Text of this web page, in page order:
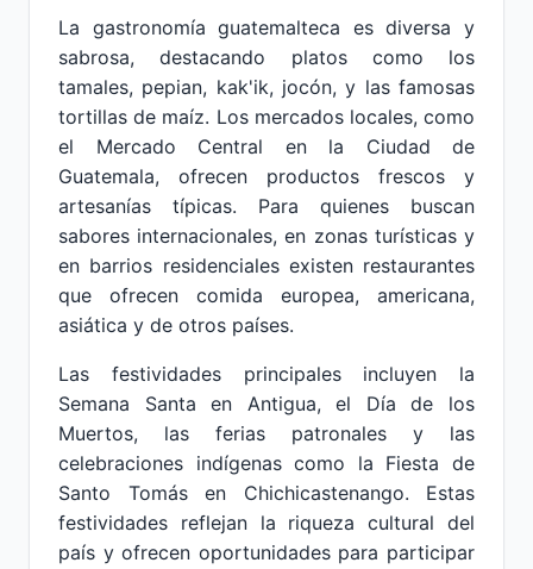
La gastronomía guatemalteca es diversa y
sabrosa, destacando platos como los
tamales, pepian, kak'ik, jocón, y las famosas
tortillas de maíz. Los mercados locales, como
el Mercado Central en la Ciudad de
Guatemala, ofrecen productos frescos y
artesanías típicas. Para quienes buscan
sabores internacionales, en zonas turísticas y
en barrios residenciales existen restaurantes
que ofrecen comida europea, americana,
asiática y de otros países.
Las festividades principales incluyen la
Semana Santa en Antigua, el Día de los
Muertos, las ferias patronales y las
celebraciones indígenas como la Fiesta de
Santo Tomás en Chichicastenango. Estas
festividades reflejan la riqueza cultural del
país y ofrecen oportunidades para participar